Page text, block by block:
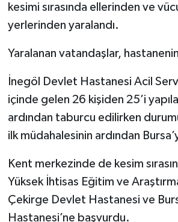
kesimi sırasında ellerinden ve
yerlerinden yaralandı.
Yaralanan vatandaşlar,
İnegöl Devlet Hastanesi Acil
içinde gelen 26 kişiden 25’i
ardından taburcu edilirken
ilk müdahalesinin ardından
Kent merkezinde de kesim
Yüksek İhtisas Eğitim ve
Çekirge Devlet Hastanesi ve
Hastanesi’ne başvurdu.